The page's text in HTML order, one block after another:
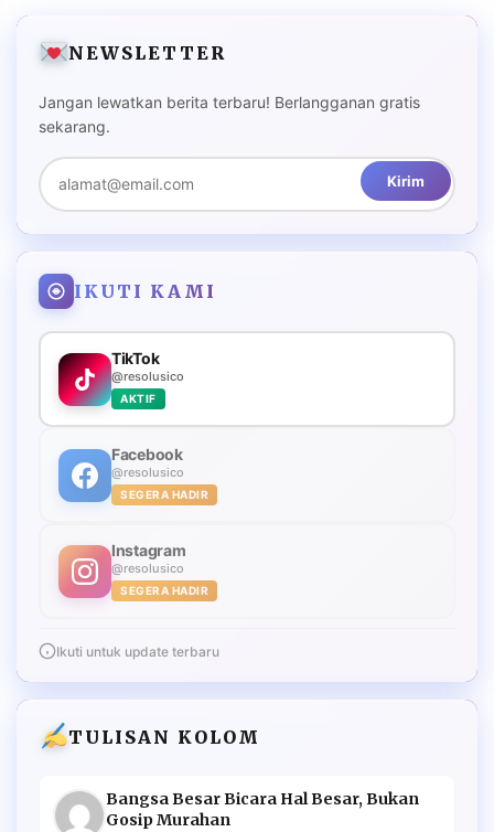
NEWSLETTER
Jangan lewatkan berita terbaru! Berlangganan gratis
sekarang.
Kirim
IKUTI KAMI
TikTok
@resolusico
AKTIF
Facebook
@resolusico
SEGERA HADIR
Instagram
@resolusico
SEGERA HADIR
Ikuti untuk update terbaru
TULISAN KOLOM
Bangsa Besar Bicara Hal Besar, Bukan
Gosip Murahan